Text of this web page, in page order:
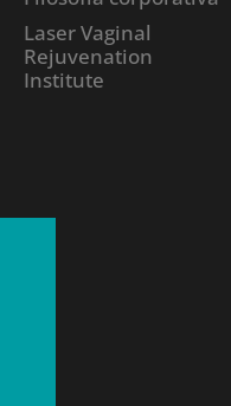
Laser Vaginal
Rejuvenation
Institute